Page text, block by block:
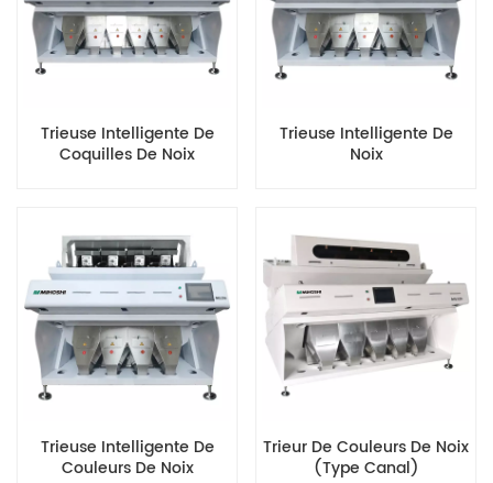
Trieuse Intelligente De
Coquilles De Noix
Trieuse Intelligente De
Noix
Trieuse Intelligente De
Couleurs De Noix
Trieur De Couleurs De Noix
(type Canal)